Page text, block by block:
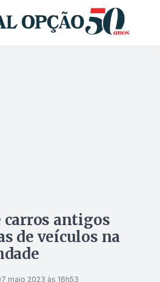
carros antigos
de veículos na
maio 2023 às 16h53